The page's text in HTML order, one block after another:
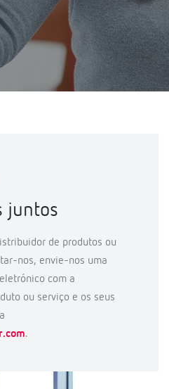
juntos
de produtos ou
nos, envie-nos uma
com a
ou serviço e os seus
.